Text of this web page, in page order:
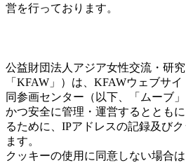
営を行っております。
公益財団法人アジア女性交流・研究
「KFAW」）は、KFAWウェブサ
同参画センター（以下、「ムーブ
かつ安全に管理・運営するととも
るために、IPアドレスの記録及び
ます。
クッキーの使用に同意しない場合